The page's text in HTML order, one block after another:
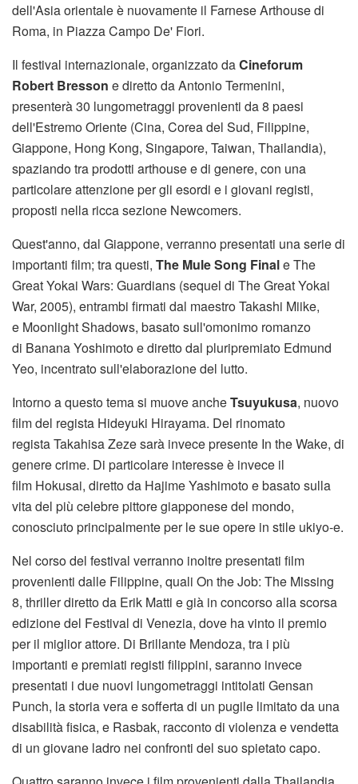
dell'Asia orientale è nuovamente il Farnese Arthouse di
Roma, in Piazza Campo De' Fiori.
Il festival internazionale, organizzato daCineforum
Robert Bresson e diretto da Antonio Termenini,
presenterà 30 lungometraggi provenienti da 8 paesi
dell'Estremo Oriente (Cina, Corea del Sud, Filippine,
Giappone, Hong Kong, Singapore, Taiwan, Thailandia),
spaziando tra prodotti arthouse e di genere, con una
particolare attenzione per gli esordi e i giovani registi,
proposti nella ricca sezione Newcomers.
Quest'anno, dal Giappone, verranno presentati una serie di
importanti film; tra questi, The Mule Song Finale The
Great Yokai Wars: Guardians (sequel di The Great Yokai
War, 2005), entrambi firmati dal maestro Takashi Miike,
e Moonlight Shadows, basato sull'omonimo romanzo
di Banana Yoshimoto e diretto dal pluripremiato Edmund
Yeo, incentrato sull'elaborazione del lutto.
Intorno a questo tema si muove ancheTsuyukusa, nuovo
film del regista Hideyuki Hirayama. Del rinomato
regista Takahisa Zeze sarà invece presente In the Wake, di
genere crime. Di particolare interesse è invece il
film Hokusai, diretto da Hajime Yashimoto e basato sulla
vita del più celebre pittore giapponese del mondo,
conosciuto principalmente per le sue opere in stile ukiyo-e.
Nel corso del festival verranno inoltre presentati film
provenienti dalle Filippine, quali On the Job: The Missing
8, thriller diretto da Erik Matti e già in concorso alla scorsa
edizione del Festival di Venezia, dove ha vinto il premio
per il miglior attore. Di Brillante Mendoza, tra i più
importanti e premiati registi filippini, saranno invece
presentati i due nuovi lungometraggi intitolati Gensan
Punch, la storia vera e sofferta di un pugile limitato da una
disabilità fisica, e Rasbak, racconto di violenza e vendetta
di un giovane ladro nei confronti del suo spietato capo.